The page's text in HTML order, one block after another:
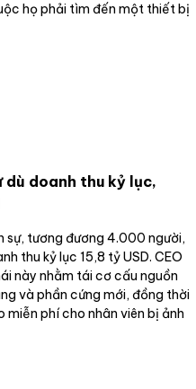
họ phải tìm đến một thiết bị
doanh thu kỷ lục,
sự, tương đương 4.000 người,
thu kỷ lục 15,8 tỷ USD. CEO
này nhằm tái cơ cấu nguồn
và phần cứng mới, đồng thời
phí cho nhân viên bị ảnh